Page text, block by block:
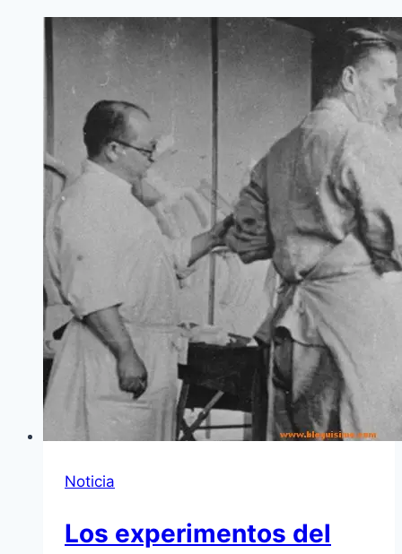
Noticia
Los experimentos del